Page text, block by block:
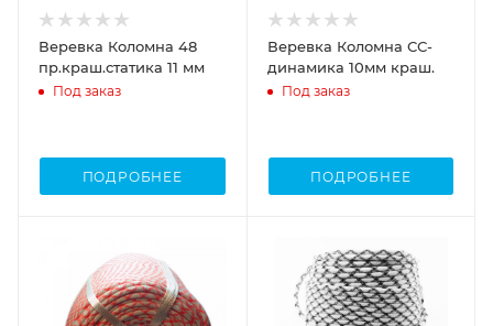
Веревка Коломна 48
пр.краш.статика 11 мм
Под заказ
ПОДРОБНЕЕ
Веревка Коломна СС-
динамика 10мм краш.
Под заказ
ПОДРОБНЕЕ